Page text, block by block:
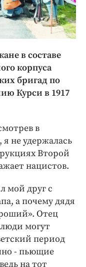
в составе
корпуса
бригад по
Курси в 1917
в
не удержалась
Второй
нацистов.
мой друг с
а почему дядя
Отец
могут
период
- пьющие
на тот